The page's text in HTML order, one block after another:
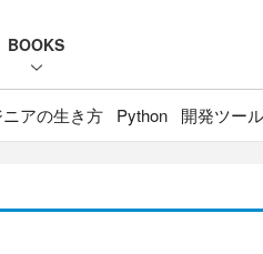
BOOKS
アの生き方 Python 開発ツール